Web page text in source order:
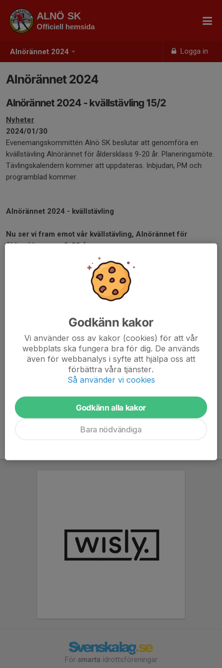
Alnörännet 2024 Logga in
ALNÖ SK
Officiell hemsida
Alnörännet 2024
Alnörännet 2024 - kvällstävling 15/2
Nyheter
2024/01/30
Evenemangskommittén Alnö SK beslutar att genomföra en
kvällstävling Alnörännet för åldersklass 9-20 år. Planeringsmöte.
Tävlingskalendern kommer att uppdateras. Inbjudan, PM och
programblad kommer.
Alnörännet 2024 - kvällstävling
Nu ser vi fram emot vår kvällstävling, Alnörännet för
åldersklasserna 9-20 år.
15 februari, med första start kl 18.30. Anmälan sker i
Programblad
Stort Tack till våra sponsorer och samarbetspartners!
Dokumentation tävlingsdagskvällen(publiceras inför
Officiell startlista Alnörännet kvällstävling
Resultat Alnörännet kvällstävling
För smarta idrottsföreningar
Godkänn kakor
Vi använder oss av kakor (cookies) för att vår
webbplats ska fungera bra för dig. De används
även för webbanalys i syfte att hjälpa oss att
förbättra våra tjänster.
Så använder vi cookies
Godkänn alla kakor
Bara nödvändiga